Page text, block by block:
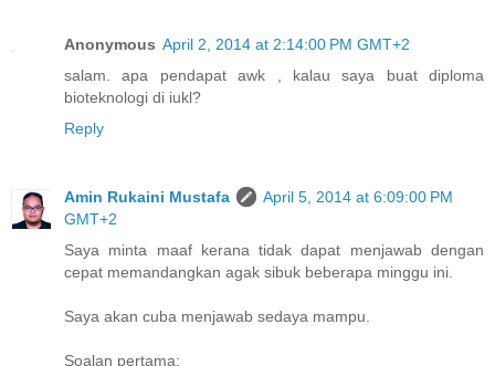
Anonymous April 2, 2014 at 2:14:00 PM GMT+2
salam. apa pendapat awk , kalau saya buat diploma
bioteknologi di iukl?
Reply
Amin Rukaini Mustafa
April 5, 2014 at 6:09:00 PM
GMT+2
Saya minta maaf kerana tidak dapat menjawab dengan
cepat memandangkan agak sibuk beberapa minggu ini.
Saya akan cuba menjawab sedaya mampu.
Soalan pertama: